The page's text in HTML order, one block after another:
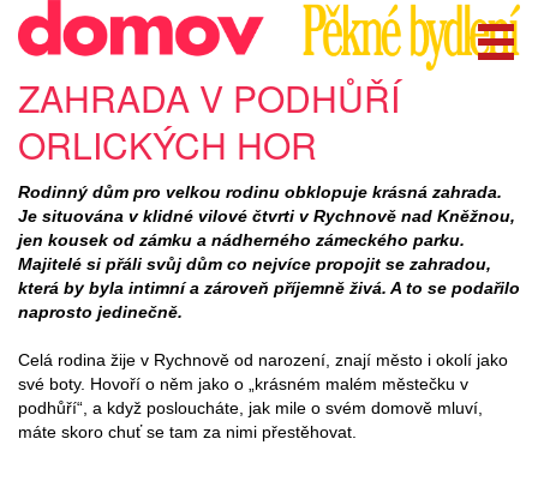
ZAHRADA V PODHŮŘÍ
ORLICKÝCH HOR
Rodinný dům pro velkou rodinu obklopuje krásná zahrada.
Je situována v klidné vilové čtvrti v Rychnově nad Kněžnou,
jen kousek od zámku a nádherného zámeckého parku.
Majitelé si přáli svůj dům co nejvíce propojit se zahradou,
která by byla intimní a zároveň příjemně živá. A to se podařilo
naprosto jedinečně.
Celá rodina žije v Rychnově od narození, znají město i okolí jako
své boty. Hovoří o něm jako o „krásném malém městečku v
podhůří“, a když posloucháte, jak mile o svém domově mluví,
máte skoro chuť se tam za nimi přestěhovat.